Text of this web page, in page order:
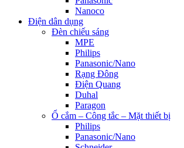
Nanoco
Điện dân dụng
Đèn chiếu sáng
MPE
Philips
Panasonic/Nano
Rạng Đông
Điện Quang
Duhal
Paragon
Ổ cắm – Công tắc – Mặt thiết bị
Philips
Panasonic/Nano